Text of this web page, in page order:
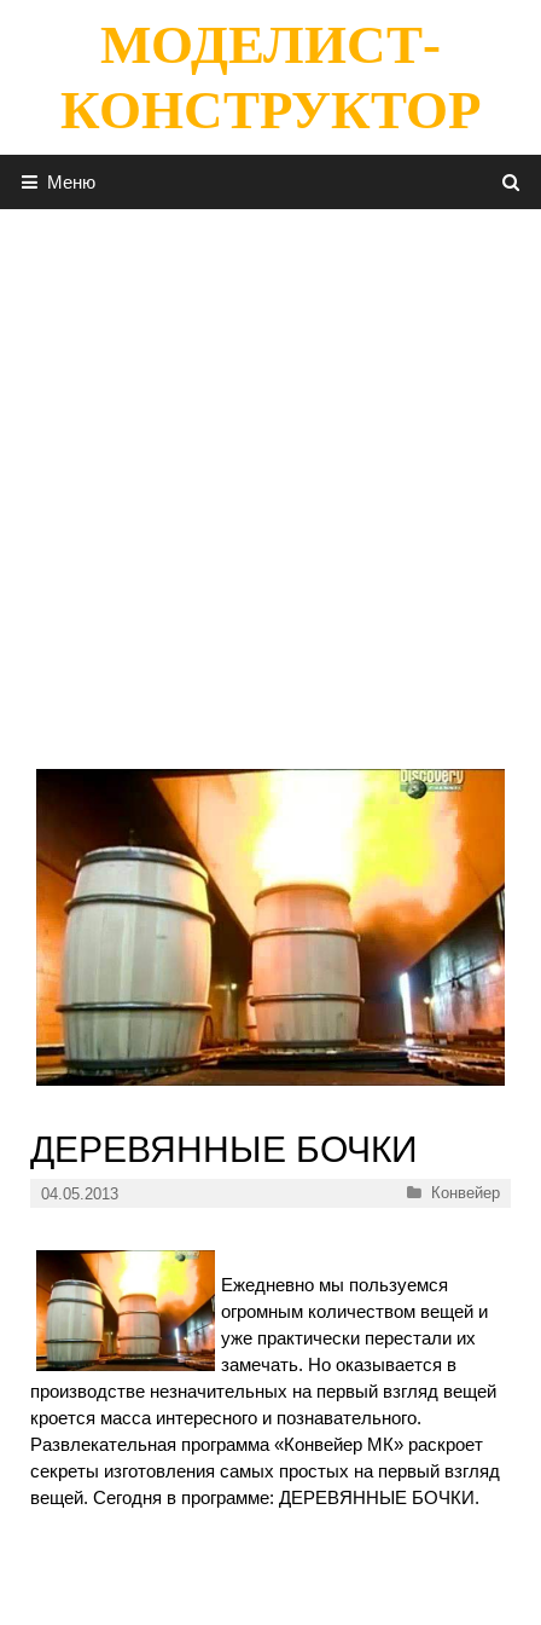
содержимомуМОДЕЛИСТ-
КОНСТРУКТОР
Меню
ДЕРЕВЯННЫЕ БОЧКИ
04.05.2013 Рубрики
Конвейер
Ежедневно мы пользуемся
огромным количеством вещей и
уже практически перестали их
замечать. Но оказывается в
производстве незначительных на первый взгляд вещей
кроется масса интересного и познавательного.
Развлекательная программа «Конвейер МК» раскроет
секреты изготовления самых простых на первый взгляд
вещей. Сегодня в программе: ДЕРЕВЯННЫЕ БОЧКИ.